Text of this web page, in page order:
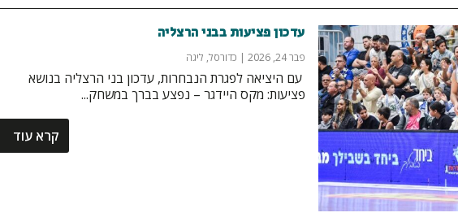
עדכון פציעות בבני הרצליה
פבר 24, 2026 | כדורסל, ליגה
‏ עם היציאה לפגרת הנבחרות, עדכון בני הרצליה בנושא
פציעות: מקס היידגר – נפצע בברך במשחק...
קרא עוד